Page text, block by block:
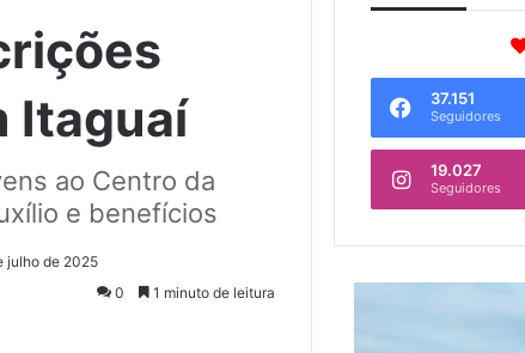
Itaguaí
ao Centro da
e benefícios
julho de 2025
0
1 minuto de leitura
37.151
Seguidores
19.027
Seguidores